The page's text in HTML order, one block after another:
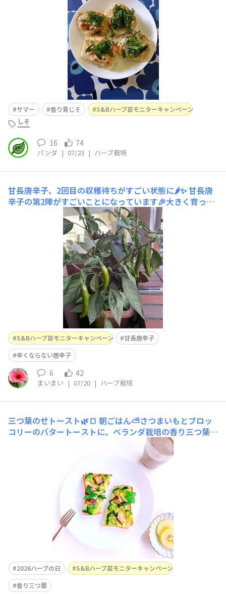
クペッパーはもちろんエスビー食品さんです。暑すぎてつ
らいので、早く雨が降ってほしいです。
サマー 香り青じそ
S&Bハーブ苗モニターキャンペーン
しそ
16 74
パンダ | 07/23 | ハーブ栽培
甘長唐辛子、2回目の収穫待ちがすごい状態に🌶️✨甘長唐
辛子の第2陣がすごいことになっています🎉大きく育った
実がずらりと並んでいて、収穫サイズ（12cmくらい）の
ものから、まだ小さな赤ちゃん実まで、ちょうどサイズの
階段になっています😊✨上の方にはまだ新しいお花も咲い
ているので、この夏はまだまだ楽しめそう🌸奥には赤じそ
もモリモリ育っていて、青じそ・赤
S&Bハーブ苗モニターキャンペーン
甘長唐辛子
辛くならない唐辛子
6 42
まいまい | 07/20 | ハーブ栽培
三つ葉のせトースト🌿🍞 朝ごはん⛅️さつまいもとブロッ
コリーのバタートーストに、ベランダ栽培の香り三つ葉を
トッピングしてみました🌿🍠🥦おかげで、ぐっとオシャレ
になったような気が…✨今日も朝から灼熱ですね🫠💦食欲
がない時も、スパイスやハーブのお力を借りてしっかり食
べ、コンディションを整えましょう♡
2026ハーブの日
S&Bハーブ苗モニターキャンペーン
香り三つ葉